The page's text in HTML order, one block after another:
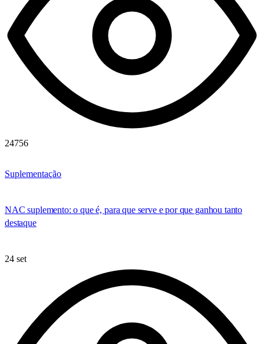
24756
Suplementação
NAC suplemento: o que é, para que serve e por que ganhou tanto
destaque
24 set